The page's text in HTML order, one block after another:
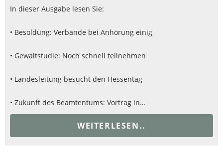
In dieser Ausgabe lesen Sie:
• Besoldung: Verbände bei Anhörung einig
• Gewaltstudie: Noch schnell teilnehmen
• Landesleitung besucht den Hessentag
• Zukunft des Beamtentums: Vortrag in…
WEITERLESEN..